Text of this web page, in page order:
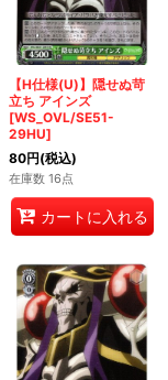
【H仕様(U)】隠せぬ苛
立ち アインズ
[WS_OVL/SE51-
29HU]
80円(税込)
在庫数 16点
カートに入れる